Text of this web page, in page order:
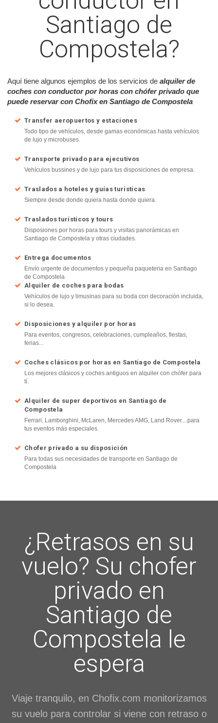
Santiago de
Compostela?
Aquí tiene algunos ejemplos de los servicios de alquiler de
coches con conductor por horas con chófer privado que
puede reservar con Chofix en Santiago de Compostela
Transfer aeropuertos y estaciones
Todo tipo de vehículos, desde gamas económicas hasta vehículos
de lujo y microbuses.
Transporte privado para ejecutivos
Vehículos bussines y de lujo para tus disposiciones de empresa.
Traslados a hoteles y guías turísticas
Siempre desde donde quiera hasta donde quiera.
Traslados turísticos y tours
Disposiones por horas para tours y visitas panorámicas en
Santiago de Compostela y otras ciudades.
Entrega documentos
Envío urgente de documentos y pequeña paqueteria en Santiago
de Compostela
Alquiler de coches para bodas
Vehículos de lujo y limusinas para su boda con decoración incluida,
si lo desea.
Disposiciones y alquiler por horas
Para eventos, congresos, celebraciones, cumpleaños, fiestas,
ferias...
Coches clásicos por horas en Santiago de Compostela
Los mejores clásicos y coches antiguos en alquiler con chófer para
tí.
Alquiler de super deportivos en Santiago de
Compostela
Ferrari, Lamborghini, McLaren, Mercedes AMG, Land Rover....para
tus eventos más especiales.
Chofer privado a su disposición
Para todas sus necesidades de transporte en Santiago de
Compostela
¿Retrasos en su
vuelo? Su chofer
privado en
Santiago de
Compostela le
espera
Viaje tranquilo, en Chofix.com monitorizamos
su vuelo para controlar si viene con retraso o